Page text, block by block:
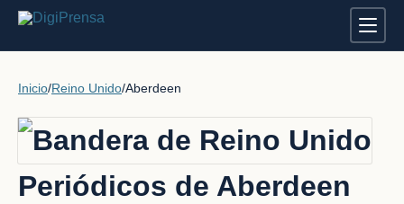
Inicio/Reino Unido/Aberdeen
Periódicos de Aberdeen